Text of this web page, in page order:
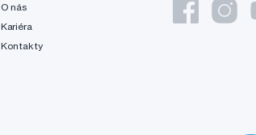
O nás
Kariéra
Kontakty